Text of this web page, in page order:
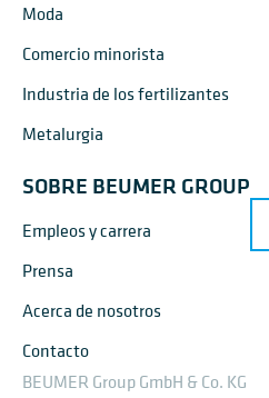
Moda
Comercio minorista
Industria de los fertilizantes
Metalurgia
SOBRE BEUMER GROUP
Empleos y carrera
Prensa
Acerca de nosotros
Contacto
BEUMER Group GmbH & Co. KG